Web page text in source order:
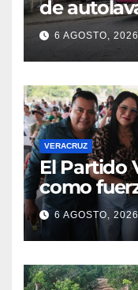
de
policías en
6 AGOSTO, 2026
VERACRUZ
​El Partido
como
la zona
6 AGOSTO, 2026